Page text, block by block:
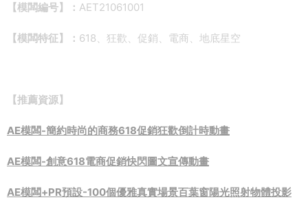
【模闆編号】： AET21061001
【模闆特征】： 618、狂歡、促銷、電商、地底星空
【推薦資源】
AE模闆-簡約時尚的商務618促銷狂歡倒計時動畫
AE模闆-創意618電商促銷快閃圖文宣傳動畫
AE模闆+PR預設-100個優雅真實場景百葉窗陽光照射物體投影